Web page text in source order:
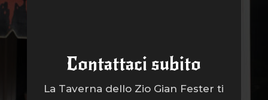
Contattaci subito
La Taverna dello Zio Gian Fester ti